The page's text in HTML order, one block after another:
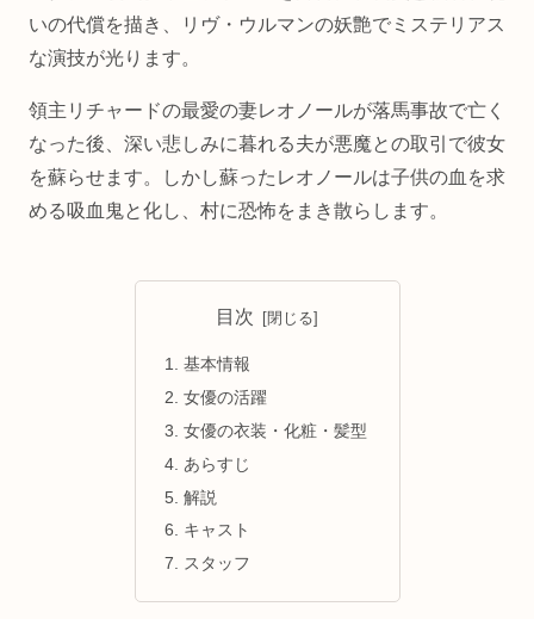
いの代償を描き、リヴ・ウルマンの妖艶でミステリアス
な演技が光ります。
領主リチャードの最愛の妻レオノールが落馬事故で亡く
なった後、深い悲しみに暮れる夫が悪魔との取引で彼女
を蘇らせます。しかし蘇ったレオノールは子供の血を求
める吸血鬼と化し、村に恐怖をまき散らします。
目次
基本情報
女優の活躍
女優の衣装・化粧・髪型
あらすじ
解説
キャスト
スタッフ